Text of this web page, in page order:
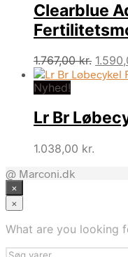
Clearblue
1.767,00kr. Den
Nyhed!
Lr Br
1.038,00 kr.
@ Marconi.dk
×
×
What are you looking